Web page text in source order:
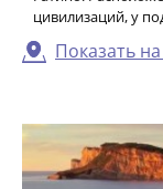
цивилизаций, у
Показать